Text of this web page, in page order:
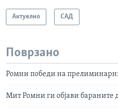
Актуелно САД
Поврзано
Ромни победи на
Мит Ромни ги објави бараните